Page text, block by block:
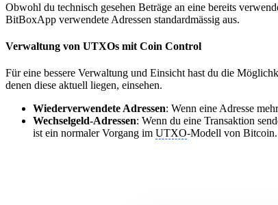
Obwohl du technisch gesehen Beträge an eine bereits
BitBoxApp verwendete Adressen standardmässig aus.
Verwaltung von UTXOs mit Coin Control
Für eine bessere Verwaltung und Einsicht hast du die
denen diese aktuell liegen, einsehen.
Wiederverwendete Adressen: Wenn eine Adresse
Wechselgeld-Adressen: Wenn du eine Transaktion
ist ein normaler Vorgang im UTXO-Modell von Bitcoin.